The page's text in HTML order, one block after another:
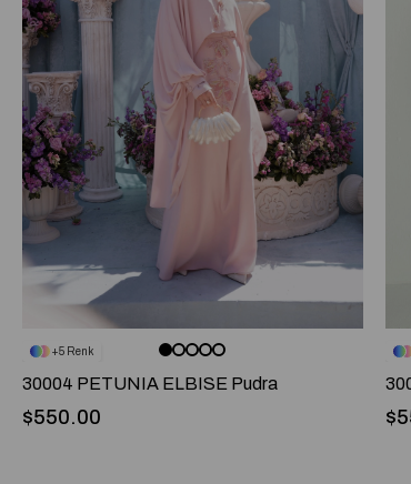
5
30004 PETUNIA ELBISE Pudra
$550.00